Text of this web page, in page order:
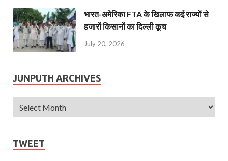
भारत-अमेरिका FTA के खिलाफ कई राज्यों से
हजारों किसानों का दिल्ली कूच
July 20, 2026
JUNPUTH ARCHIVES
TWEET